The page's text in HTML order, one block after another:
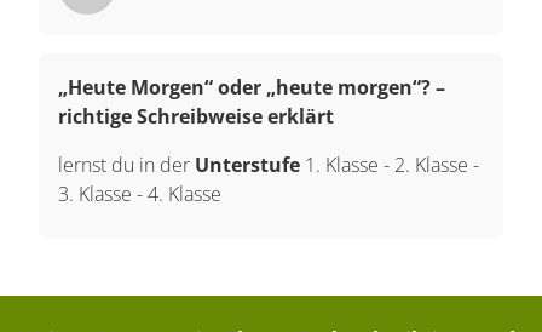
„Heute Morgen“ oder „heute morgen“? –
richtige Schreibweise erklärt
lernst du in der Unterstufe 1. Klasse - 2. Klasse -
3. Klasse -4. Klasse